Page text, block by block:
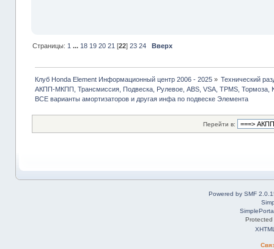
Страницы: 1 ... 18 19 20 21 [22] 23 24 Вверх
Клуб Honda Element Информационный центр 2006 - 2025» Технический
АКПП-МКПП, Трансмиссия, Подвеска, Рулевое, ABS, VSA, TPMS, Тормоза,
ВСЕ варианты амортизаторов и другая инфа по подвеске Элемента
Перейти в:
Powered by SMF